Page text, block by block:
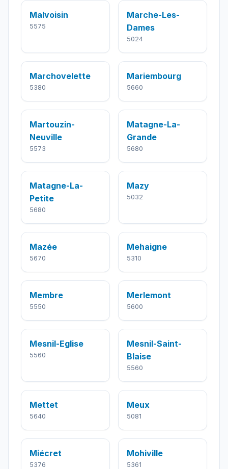
Malvoisin
5575
Marche-Les-
Dames
5024
Marchovelette
5380
Mariembourg
5660
Martouzin-
Neuville
5573
Matagne-La-
Grande
5680
Matagne-La-
Petite
5680
Mazy
5032
Mazée
5670
Mehaigne
5310
Membre
5550
Merlemont
5600
Mesnil-Eglise
5560
Mesnil-Saint-
Blaise
5560
Mettet
5640
Meux
5081
Miécret
5376
Mohiville
5361